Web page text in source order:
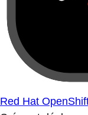
Red Hat